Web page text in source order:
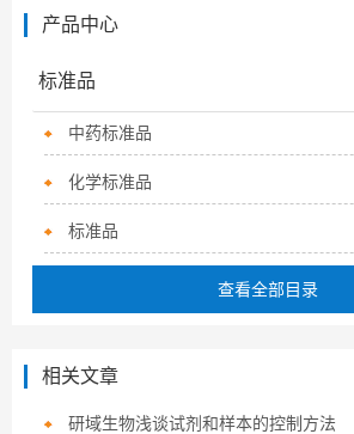
产品中心
标准品
中药标准品
化学标准品
标准品
查看全部目录
相关文章
研域生物浅谈试剂和样本的控制方法